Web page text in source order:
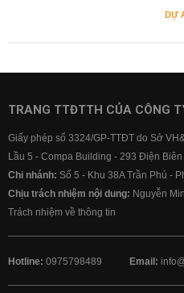
DỰ
TRANG TTĐTTH CỦA CÔNG
Giấy phép số 3324/GP-TTĐT do Sở
Lầu 5 - Compa Building - 293 Điện
Chi nhánh: Số 5 - Khu 38A Trần Phú -
Chịu trách nhiệm nội dung: Nguyễn
Trách nhiệm về thông tin
Hotline: 0975798489 Email: